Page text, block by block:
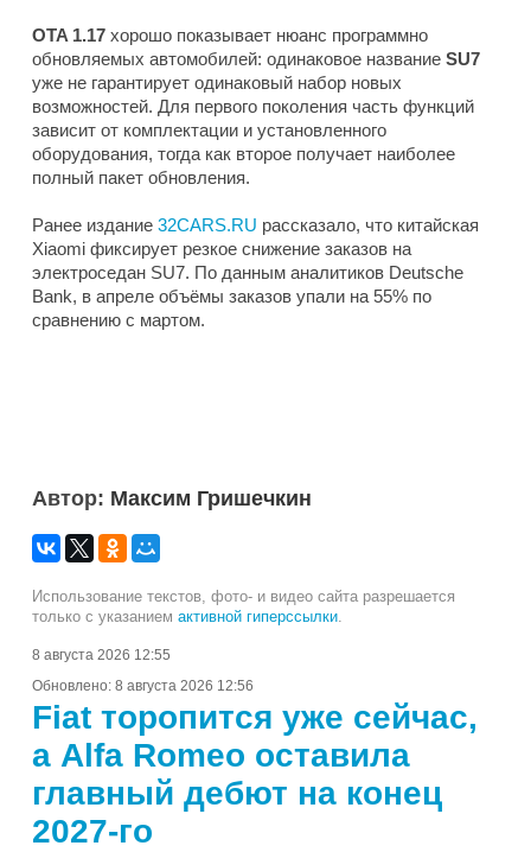
OTA 1.17 хорошо показывает нюанс программно
обновляемых автомобилей: одинаковое название SU7
уже не гарантирует одинаковый набор новых
возможностей. Для первого поколения часть функций
зависит от комплектации и установленного
оборудования, тогда как второе получает наиболее
полный пакет обновления.
Ранее издание 32CARS.RU рассказало, что китайская
Xiaomi фиксирует резкое снижение заказов на
электроседан SU7. По данным аналитиков Deutsche
Bank, в апреле объёмы заказов упали на 55% по
сравнению с мартом.
Автор: Максим Гришечкин
Использование текстов, фото- и видео сайта разрешается
только с указанием активной гиперссылки.
8 августа 2026 12:55
Обновлено: 8 августа 2026 12:56
Fiat торопится уже сейчас,
а Alfa Romeo оставила
главный дебют на конец
2027-го